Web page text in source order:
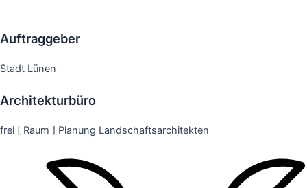
Auftraggeber
Stadt Lünen
Architekturbüro
frei [ Raum ] Planung Landschaftsarchitekten